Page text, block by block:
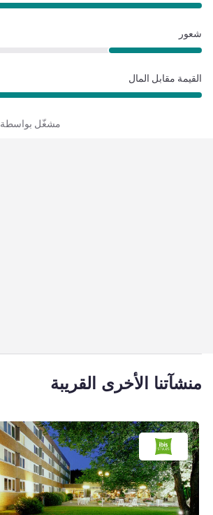
شعور
القيمة مقابل المال
مشغّل بواسطة
منشآتنا الأخرى القريبة